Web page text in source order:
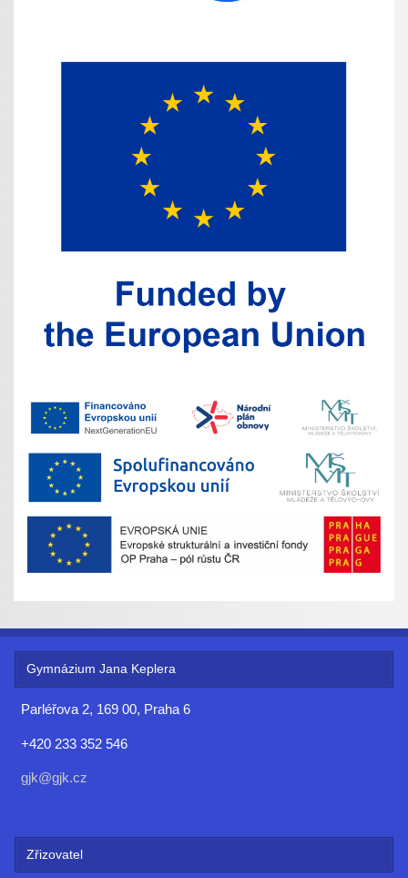
Gymnázium Jana Keplera
Parléřova 2, 169 00, Praha 6
+420 233 352 546
gjk@gjk.cz
Zřizovatel